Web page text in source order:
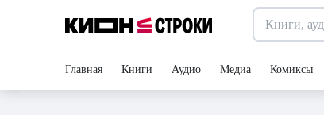
Главная Книги Аудио Медиа Комиксы